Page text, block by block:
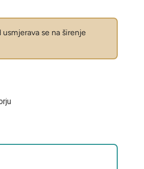
se na širenje